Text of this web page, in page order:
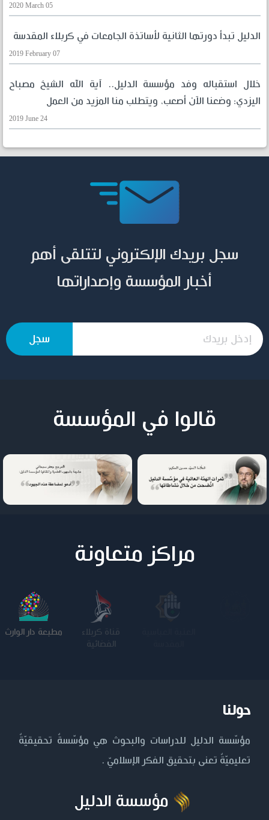
2020 March 05
الدليل تبدأ دورتها الثانية لأساتذة الجامعات في كربلاء المقدسة
2019 February 07
خلال استقباله وفد مؤسسة الدليل.. آية الله الشيخ مصباح
اليزدي: وضعنا الآن أصعب، ويتطلب منا المزيد من العمل
2019 June 24
سجل بريدك الإلكتروني لتتلقى أهم
أخبار المؤسسة وإصداراتها
قالوا في المؤسسة
مراكز متعاونة
قناة كربلاء
الفضائية
مطبعة دار الوارث
حولنا
مؤسّسة الدليل للدراسات والبحوث هي مؤسّسةٌ تحقيقيّةٌ
تعليميّةٌ تعنى بتحقيق الفكر الإسلاميّ .
مؤسسة الدليل